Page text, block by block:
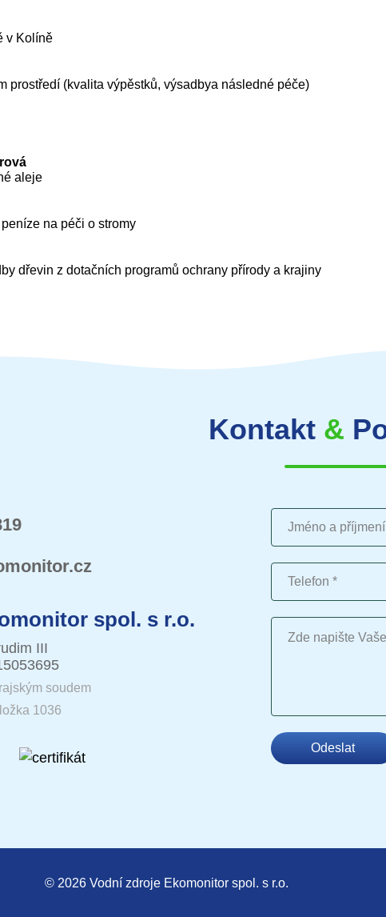
v Kolíně
prostředí (kvalita výpěstků, výsadbya následné péče)
aleje
na péči o stromy
dřevin z dotačních programů ochrany přírody a krajiny
Kontakt &
spol. s r.o.
III
soudem
1036
Jméno a příjmení
Telefon
Vaše sdělení
Odeslat
© 2026 Vodní zdroje Ekomonitor spol. s r.o.